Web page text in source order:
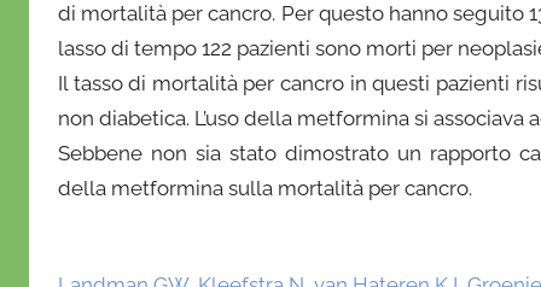
n
i
e
l
di mortalità per cancro. Per questo hanno seguito
lasso di tempo 122 pazienti sono morti per
Il tasso di mortalità per cancro in questi pazienti
non diabetica. L’uso della metformina si
Sebbene non sia stato dimostrato un rapporto
della metformina sulla mortalità per cancro.